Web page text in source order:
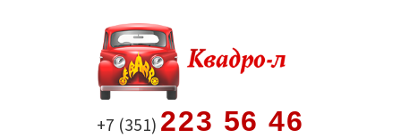
содержимому
+7 (351) 223 56 46